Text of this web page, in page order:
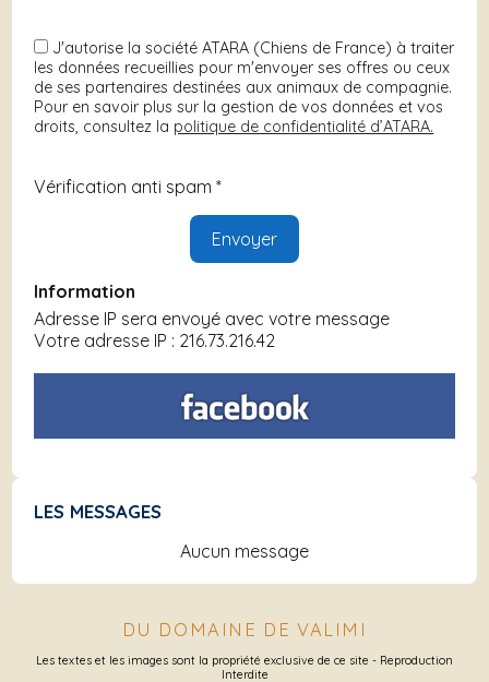
J'autorise la société ATARA (Chiens de France) à traiter
les données recueillies pour m'envoyer ses offres ou ceux
de ses partenaires destinées aux animaux de compagnie.
Pour en savoir plus sur la gestion de vos données et vos
droits, consultez la politique de confidentialité d’ATARA.
Vérification anti spam *
Information
Adresse IP sera envoyé avec votre message
Votre adresse IP : 216.73.216.42
LES MESSAGES
Aucun message
DU DOMAINE DE VALIMI
Les textes et les images sont la propriété exclusive de ce site - Reproduction
Interdite